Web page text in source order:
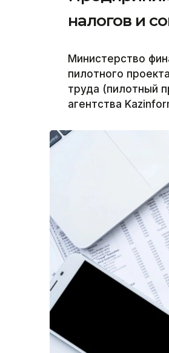
налогов и
Министерство
пилотного
труда (пилотный
агентства